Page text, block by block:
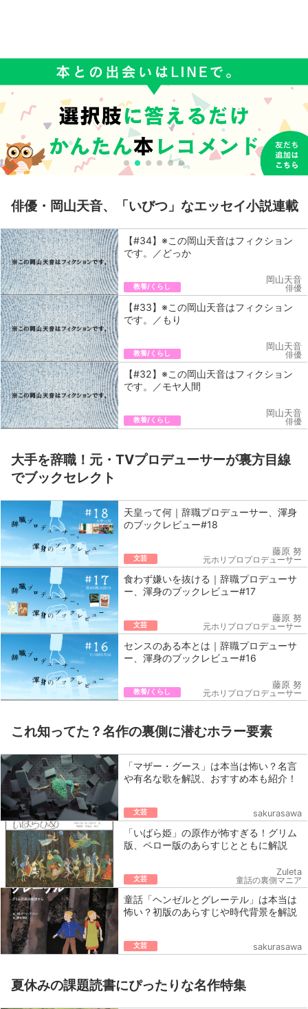
俳優・岡山天音、「いびつ」なエッセイ小説連載
【#34】※この岡山天音はフィクション
です。／どっか
教養/くらし
岡山天音
俳優
【#33】※この岡山天音はフィクション
です。／もり
教養/くらし
岡山天音
俳優
【#32】※この岡山天音はフィクション
です。／モヤ人間
教養/くらし
岡山天音
俳優
大手を辞職！元・TVプロデューサーが裏方目線
でブックセレクト
天皇って何｜辞職プロデューサー、渾身
のブックレビュー#18
文芸
藤原 努
元ホリプロプロデューサー
食わず嫌いを抜ける｜辞職プロデューサ
ー、渾身のブックレビュー#17
文芸
藤原 努
元ホリプロプロデューサー
センスのある本とは｜辞職プロデューサ
ー、渾身のブックレビュー#16
教養/くらし
藤原 努
元ホリプロプロデューサー
これ知ってた？名作の裏側に潜むホラー要素
「マザー・グース」は本当は怖い？名言
や有名な歌を解説、おすすめ本も紹介！
文芸 sakurasawa
「いばら姫」の原作が怖すぎる！グリム
版、ペロー版のあらすじとともに解説
文芸
Zuleta
童話の裏側マニア
童話「ヘンゼルとグレーテル」は本当は
怖い？初版のあらすじや時代背景を解説
文芸 sakurasawa
夏休みの課題読書にぴったりな名作特集